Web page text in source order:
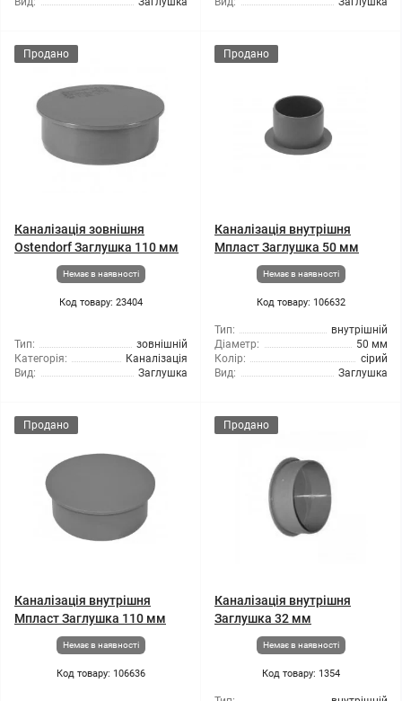
Продано
Каналізація зовнішня
Ostendorf Заглушка 110 мм
Немає в наявності
Код товару: 23404
Тип:
зовнішній
Категорія:
Каналізація
Вид:
Заглушка
Продано
Каналізація внутрішня
Мпласт Заглушка 50 мм
Немає в наявності
Код товару: 106632
Тип:
внутрішній
Діаметр:
50 мм
Колір:
сірий
Вид:
Заглушка
Продано
Каналізація внутрішня
Мпласт Заглушка 110 мм
Немає в наявності
Код товару: 106636
Продано
Каналізація внутрішня
Заглушка 32 мм
Немає в наявності
Код товару: 1354